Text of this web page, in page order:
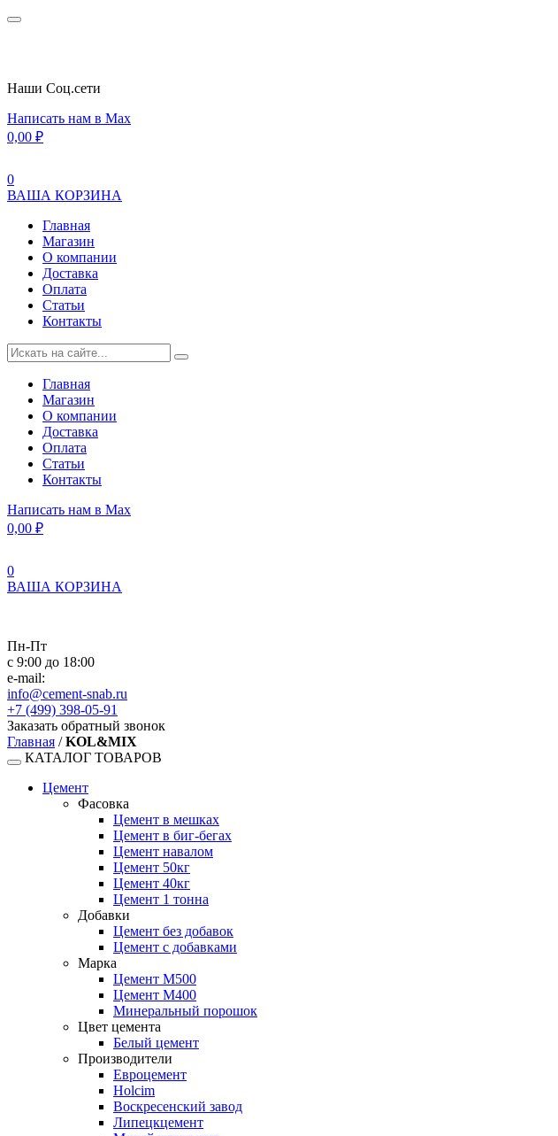
Наши Cоц.сети
Написать нам в Max
0,00 ₽
0
ВАША КОРЗИНА
Главная
Магазин
О компании
Доставка
Оплата
Статьи
Контакты
Главная
Магазин
О компании
Доставка
Оплата
Статьи
Контакты
Написать нам в Max
0,00 ₽
0
ВАША КОРЗИНА
Пн-Пт
с 9:00 до 18:00
e-mail:
info@cement-snab.ru
+7 (499) 398-05-91
Заказать обратный звонок
Главная /KOL&MIX
КАТАЛОГ ТОВАРОВ
Цемент
Фасовка
Цемент в мешках
Цемент в биг-бегах
Цемент навалом
Цемент 50кг
Цемент 40кг
Цемент 1 тонна
Добавки
Цемент без добавок
Цемент с добавками
Марка
Цемент М500
Цемент М400
Минеральный порошок
Цвет цемента
Белый цемент
Производители
Евроцемент
Holcim
Воскресенский завод
Липецкцемент